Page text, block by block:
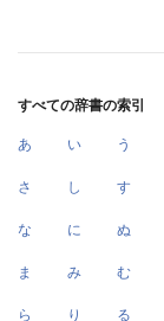
すべての辞書の索引
あ い う
さ し す
な に ぬ
ま み む
ら り る